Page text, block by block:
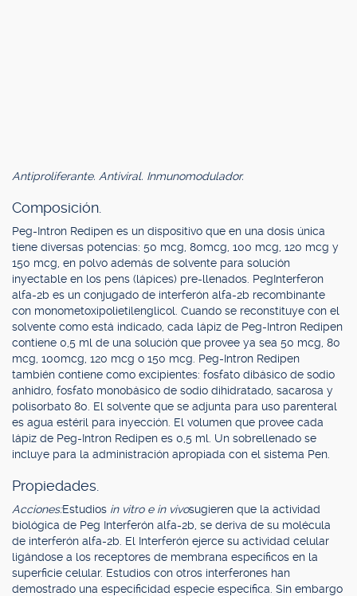
Antiproliferante. Antiviral. Inmunomodulador.
Composición.
Peg-Intron Redipen es un dispositivo que en una dosis única
tiene diversas potencias: 50 mcg, 80mcg, 100 mcg, 120 mcg y
150 mcg, en polvo además de solvente para solución
inyectable en los pens (lápices) pre-llenados. PegInterferon
alfa-2b es un conjugado de interferón alfa-2b recombinante
con monometoxipolietilenglicol. Cuando se reconstituye con el
solvente como está indicado, cada lápiz de Peg-Intron Redipen
contiene 0,5 ml de una solución que provee ya sea 50 mcg, 80
mcg, 100mcg, 120 mcg o 150 mcg. Peg-Intron Redipen
también contiene como excipientes: fosfato dibásico de sodio
anhidro, fosfato monobásico de sodio dihidratado, sacarosa y
polisorbato 80. El solvente que se adjunta para uso parenteral
es agua estéril para inyección. El volumen que provee cada
lápiz de Peg-Intron Redipen es 0,5 ml. Un sobrellenado se
incluye para la administración apropiada con el sistema Pen.
Propiedades.
Acciones:Estudios in vitro e in vivosugieren que la actividad
biológica de Peg Interferón alfa-2b, se deriva de su molécula
de interferón alfa-2b. El Interferón ejerce su actividad celular
ligándose a los receptores de membrana específicos en la
superficie celular. Estudios con otros interferones han
demostrado una especificidad especie específica. Sin embargo